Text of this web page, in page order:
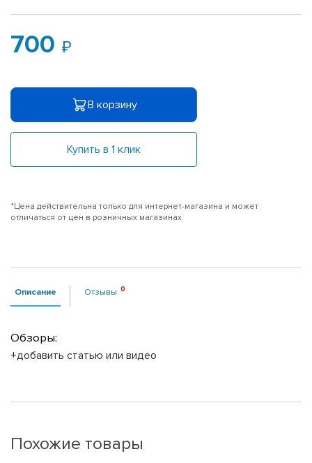
700
В корзину
Купить в 1 клик
*Цена действительна только для интернет-магазина и может
отличаться от цен в розничных магазинах
Описание Отзывы
Обзоры:
+добавить статью или видео
Похожие товары